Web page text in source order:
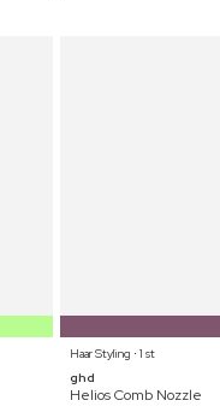
Haar Styling ⋅ 1 st
ghd
Helios Comb Nozzle